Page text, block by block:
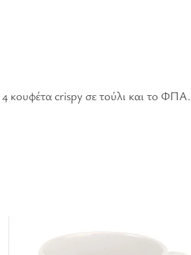
4 κουφέτα crispy σε τούλι και το ΦΠΑ.